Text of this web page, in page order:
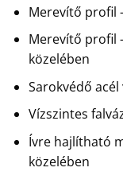
Merevítő profil
Merevítő profil
közelében
Sarokvédő
Vízszintes
Ívre hajlítható
közelében